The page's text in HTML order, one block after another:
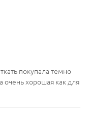
покупала темно
очень хорошая как для